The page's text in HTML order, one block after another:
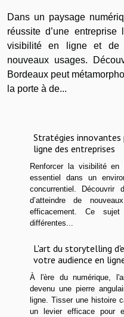
Dans un paysage
réussite d’une
visibilité en ligne et de
nouveaux usages.
Bordeaux peut
la porte à de...
Stratégies
ligne des entreprises
Renforcer la visibilité
essentiel dans un
concurrentiel. Découvrir
d’atteindre de
efficacement. Ce
différentes...
L'art du storytelling
votre audience en
À l'ère du numérique,
devenu une pierre
ligne. Tisser une histoire
un levier efficace pour